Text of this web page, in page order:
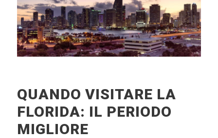
QUANDO VISITARE LA
FLORIDA: IL PERIODO
MIGLIORE